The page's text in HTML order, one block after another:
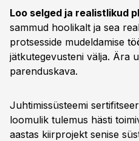
Loo selged ja realistlikud
sammud hoolikalt ja sea
protsesside mudeldamise
jätkutegevusteni välja. Ära
parenduskava.
Juhtimissüsteemi
loomulik tulemus hästi
aastas kiirprojekt senise